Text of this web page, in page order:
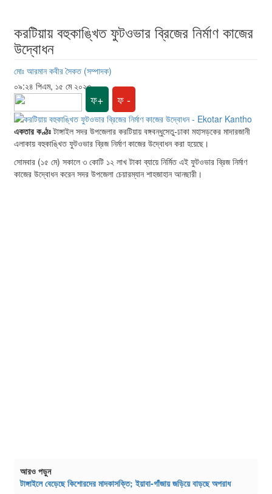
করটিয়ায় বহুকাঙ্খিত ফুটওভার ব্রিজের নির্মাণ কাজের
উদ্বোধন
মোঃ আরমান কবীর সৈকত (সম্পাদক)
০৯:২৪ পিএম, ১৫ মে ২০২৩
ফ+ ফ -
একতার কণ্ঠঃটাঙ্গাইল সদর উপজেলার করটিয়ায় বঙ্গবন্ধুসেতু-ঢাকা মহাসড়কের মাদারজানী
এলাকায় বহুকাঙ্খিত ফুটওভার ব্রিজ নির্মাণ কাজের উদ্বোধন করা‌ হয়েছে।
সোমবার (১৫ মে) সকালে ৩ কোটি ১২ লাখ টাকা ব্যায়ে নির্মিত এই ফুটওভার ব্রিজ নির্মাণ
কাজের উদ্বোধন করেন সদর উপজেলা চেয়ারম্যান শাহজাহান আনছারী।
আরও পড়ুন
টাঙ্গাইলে বেড়েছে কিশোরদের মাদকাসক্তি; ইয়াবা-গাঁজায় জড়িয়ে বাড়ছে অপরাধ